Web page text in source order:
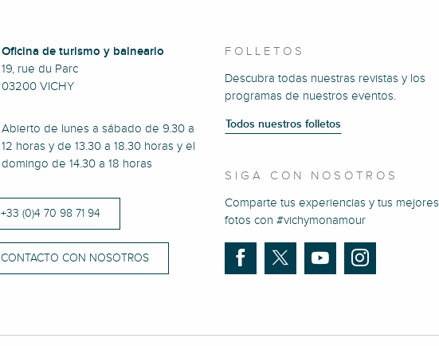
Oficina de turismo y balneario
19, rue du Parc
03200 VICHY
Abierto de lunes a sábado de 9.30 a
12 horas y de 13.30 a 18.30 horas y el
domingo de 14.30 a 18 horas
+33 (0)4 70 98 71 94
CONTACTO CON NOSOTROS
FOLLETOS
Descubra todas nuestras revistas y los
programas de nuestros eventos.
Todos nuestros folletos
SIGA CON NOSOTROS
Comparte tus experiencias y tus mejores
fotos con #vichymonamour